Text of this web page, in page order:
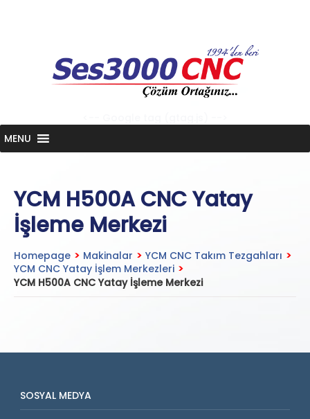
content
MENU
YCM H500A CNC Yatay
İşleme Merkezi
Homepage > Makinalar > YCM CNC Takım Tezgahları >
YCM CNC Yatay İşlem Merkezleri >
YCM H500A CNC Yatay İşleme Merkezi
SOSYAL MEDYA